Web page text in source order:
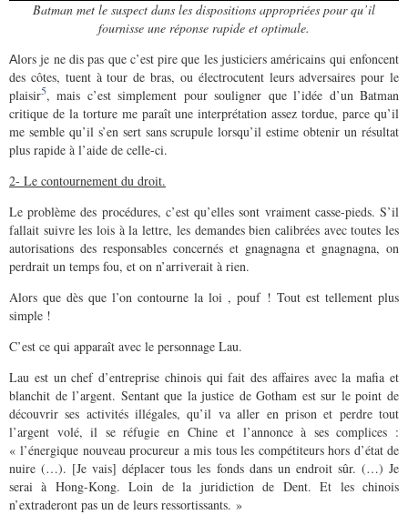
Batman met le suspect dans les dispositions appropriées pour qu’il
fournisse une réponse rapide et optimale.
Alors je ne dis pas que c’est pire que les justiciers américains qui enfoncent
des côtes, tuent à tour de bras, ou électrocutent leurs adversaires pour le
plaisir5, mais c’est simplement pour souligner que l’idée d’un Batman
critique de la torture me paraît une interprétation assez tordue, parce qu’il
me semble qu’il s’en sert sans scrupule lorsqu’il estime obtenir un résultat
plus rapide à l’aide de celle-ci.
2- Le contournement du droit.
Le problème des procédures, c’est qu’elles sont vraiment casse-pieds. S’il
fallait suivre les lois à la lettre, les demandes bien calibrées avec toutes les
autorisations des responsables concernés et gnagnagna et gnagnagna, on
perdrait un temps fou, et on n’arriverait à rien.
Alors que dès que l’on contourne la loi , pouf ! Tout est tellement plus
simple !
C’est ce qui apparaît avec le personnage Lau.
Lau est un chef d’entreprise chinois qui fait des affaires avec la mafia et
blanchit de l’argent. Sentant que la justice de Gotham est sur le point de
découvrir ses activités illégales, qu’il va aller en prison et perdre tout
l’argent volé, il se réfugie en Chine et l’annonce à ses complices :
« l’énergique nouveau procureur a mis tous les compétiteurs hors d’état de
nuire (…). [Je vais] déplacer tous les fonds dans un endroit sûr. (…) Je
serai à Hong-Kong. Loin de la juridiction de Dent. Et les chinois
n’extraderont pas un de leurs ressortissants. »